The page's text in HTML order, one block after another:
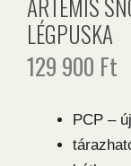
LÉGPUSKA
129 900 Ft
PCP –